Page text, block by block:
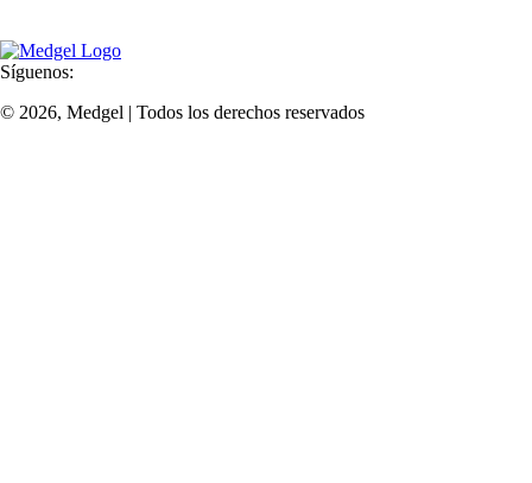
Síguenos:
© 2026, Medgel | Todos los derechos reservados